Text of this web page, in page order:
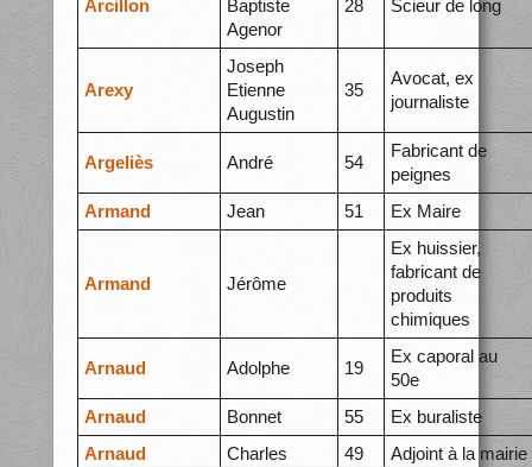
Arcillon
Baptiste
Agenor
28 Scieur de long
Arexy
Joseph
Etienne
Augustin
35
Avocat, ex
journaliste
Argeliès André 54
Fabricant de
peignes
Armand
Jean 51 Ex Maire
Armand Jérôme
Ex huissier,
fabricant de
produits
chimiques
Arnaud Adolphe 19
Ex caporal au
50e
Arnaud
Bonnet 55
Ex buraliste
Arnaud
Charles 49
Adjoint à la mairie